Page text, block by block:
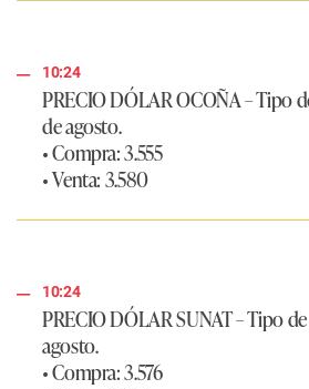
10:24
PRECIO DÓLAR OCOÑA–Tipo
de agosto.
• Compra:3.555
• Venta:3.580
10:24
PRECIO DÓLAR SUNAT–Tipo
agosto.
• Compra:3.576